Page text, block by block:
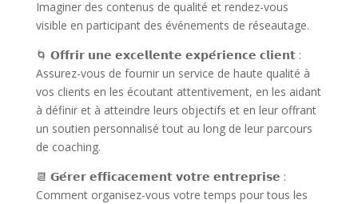
Imaginer des contenus de qualité et rendez-vous
visible en participant des événements de réseautage.
🌀 𝗢𝗳𝗳𝗿𝗶𝗿 𝘂𝗻𝗲 𝗲𝘅𝗰𝗲𝗹𝗹𝗲𝗻𝘁𝗲 𝗲𝘅𝗽𝗲́𝗿𝗶𝗲𝗻𝗰𝗲 𝗰𝗹𝗶𝗲𝗻𝘁 :
Assurez-vous de fournir un service de haute qualité à
vos clients en les écoutant attentivement, en les aidant
à définir et à atteindre leurs objectifs et en leur offrant
un soutien personnalisé tout au long de leur parcours
de coaching.
📆 𝗚𝗲́𝗿𝗲𝗿 𝗲𝗳𝗳𝗶𝗰𝗮𝗰𝗲𝗺𝗲𝗻𝘁 𝘃𝗼𝘁𝗿𝗲 𝗲𝗻𝘁𝗿𝗲𝗽𝗿𝗶𝘀𝗲 :
Comment organisez-vous votre temps pour tous les